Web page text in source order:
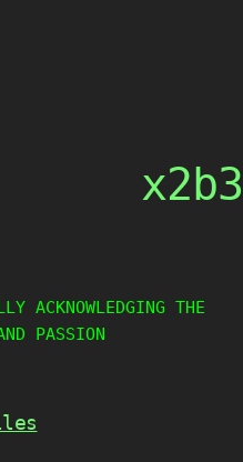
x2b3
ACKNOWLEDGING THE
PASSION